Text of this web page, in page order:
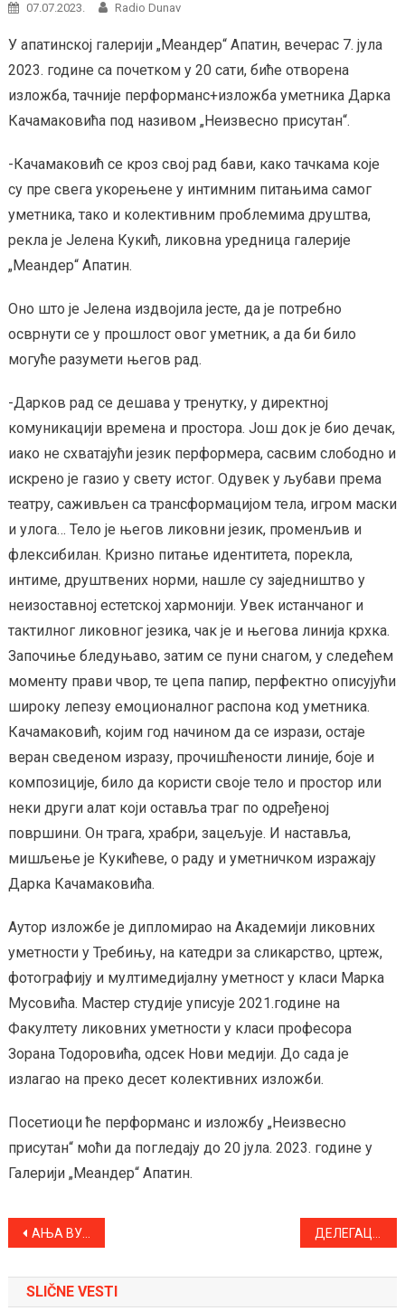
07.07.2023. Radio Dunav
У апатинској галерији „Меандер“ Апатин, вечерас 7. јула
2023. године са почетком у 20 сати, биће отворена
изложба, тачније перформанс+изложба уметника Дарка
Качамаковића под називом „Неизвесно присутан“.
-Качамаковић се кроз свој рад бави, како тачкама које
су пре свега укорењене у интимним питањима самог
уметника, тако и колективним проблемима друштва,
рекла је Јелена Кукић, ликовна уредница галерије
„Меандер“ Апатин.
Оно што је Јелена издвојила јесте, да је потребно
осврнути се у прошлост овог уметник, а да би било
могуће разумети његов рад.
-Дарков рад се дешава у тренутку, у директној
комуникацији времена и простора. Још док је био дечак,
иако не схватајући језик перформера, сасвим слободно и
искрено је газио у свету истог. Одувек у љубави према
театру, саживљен са трансформацијом тела, игром маски
и улога… Тело је његов ликовни језик, променљив и
флексибилан. Кризно питање идентитета, порекла,
интиме, друштвених норми, нашле су заједништво у
неизоставној естетској хармонији. Увек истанчаног и
тактилног ликовног језика, чак је и његова линија крхка.
Започиње бледуњаво, затим се пуни снагом, у следећем
моменту прави чвор, те цепа папир, перфектно описујући
широку лепезу емоционалног распона код уметника.
Качамаковић, којим год начином да се изрази, остаје
веран сведеном изразу, прочишћености линије, боје и
композиције, било да користи своје тело и простор или
неки други алат који оставља траг по одређеној
површини. Он трага, храбри, зацељује. И наставља,
мишљење је Кукићеве, о раду и уметничком изражају
Дарка Качамаковића.
Аутор изложбе је дипломирао на Академији ликовних
уметности у Требињу, на катедри за сликарство, цртеж,
фотографију и мултимедијалну уметност у класи Марка
Мусовића. Мастер студије уписује 2021.године на
Факултету ликовних уметности у класи професора
Зорана Тодоровића, одсек Нови медији. До сада је
излагао на преко десет колективних изложби.
Посетиоци ће перформанс и изложбу „Неизвесно
присутан“ моћи да погледају до 20 јула. 2023. године у
Галерији „Меандер“ Апатин.
Kretanje
članka
АЊА ВУЈНОВИЋ СА ЈУНИОРСКОМ РЕПРЕЗЕНТАЦИЈОМ СРБИЈЕ НА ЕВРОПСКОМ ПРВЕНСТВУ ДЕЛЕГАЦИЈА БРАТСКОГ ГРАДА МОХАЧА У ПОСЕТИ ОПШТИНИ АПАТИН
SLIČNE VESTI